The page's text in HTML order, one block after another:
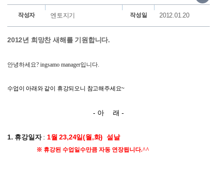
작성자 엔토지기 작성일 2012.01.20
2012년 희망찬 새해를 기원합니다.
안녕하세요? ingsamo manager입니다.
수업이 아래와 같이 휴강되오니 참고해주세요~
- 아 래 -
1. 휴강일자: 1월 23,24일(월,화) 설날
※ 휴강된 수업일수만큼 자동 연장됩니다.^^